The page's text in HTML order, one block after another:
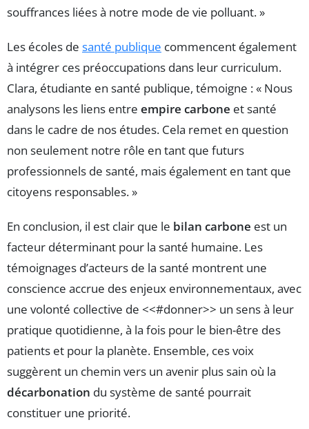
souffrances liées à notre mode de vie polluant. »
Les écoles de santé publique commencent également
à intégrer ces préoccupations dans leur curriculum.
Clara, étudiante en santé publique, témoigne : « Nous
analysons les liens entre empire carbone et santé
dans le cadre de nos études. Cela remet en question
non seulement notre rôle en tant que futurs
professionnels de santé, mais également en tant que
citoyens responsables. »
En conclusion, il est clair que le bilan carbone est un
facteur déterminant pour la santé humaine. Les
témoignages d’acteurs de la santé montrent une
conscience accrue des enjeux environnementaux, avec
une volonté collective de <<#donner>> un sens à leur
pratique quotidienne, à la fois pour le bien-être des
patients et pour la planète. Ensemble, ces voix
suggèrent un chemin vers un avenir plus sain où la
décarbonation du système de santé pourrait
constituer une priorité.